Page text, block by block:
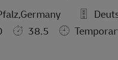
38.5